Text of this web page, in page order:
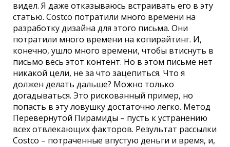
видел. Я даже отказываюсь встраивать его в эту
статью. Costco потратили много времени на
разработку дизайна для этого письма. Они
потратили много времени на копирайтинг. И,
конечно, ушло много времени, чтобы втиснуть в
письмо весь этот контент. Но в этом письме нет
никакой цели, не за что зацепиться. Что я
должен делать дальше? Можно только
догадываться. Это рискованный пример, но
попасть в эту ловушку достаточно легко. Метод
Перевернутой Пирамиды – пусть к устранению
всех отвлекающих факторов. Результат рассылки
Costco – потраченные впустую деньги и время, и,